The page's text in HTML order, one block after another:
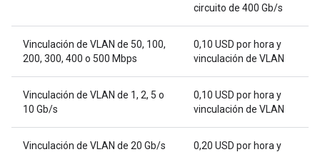
circuito de 400 Gb/s
Vinculación de VLAN de 50, 100,
200, 300, 400 o 500 Mbps
0,10 USD por hora y
vinculación de VLAN
Vinculación de VLAN de 1, 2, 5 o
10 Gb/s
0,10 USD por hora y
vinculación de VLAN
Vinculación de VLAN de 20 Gb/s
0,20 USD por hora y